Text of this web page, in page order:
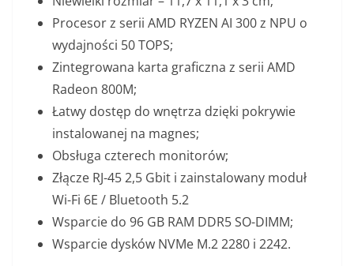
Procesor z serii AMD RYZEN AI 300 z NPU o
wydajności 50 TOPS;
Zintegrowana karta graficzna z serii AMD
Radeon 800M;
Łatwy dostęp do wnętrza dzięki pokrywie
instalowanej na magnes;
Obsługa czterech monitorów;
Złącze RJ-45 2,5 Gbit i zainstalowany moduł
Wi-Fi 6E / Bluetooth 5.2
Wsparcie do 96 GB RAM DDR5 SO-DIMM;
Wsparcie dysków NVMe M.2 2280 i 2242.